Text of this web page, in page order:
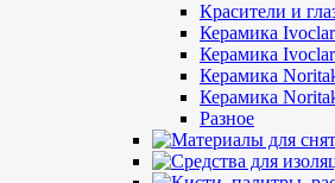
Красители и
Керамика
Керамика
Керамика
Керамика
Разное